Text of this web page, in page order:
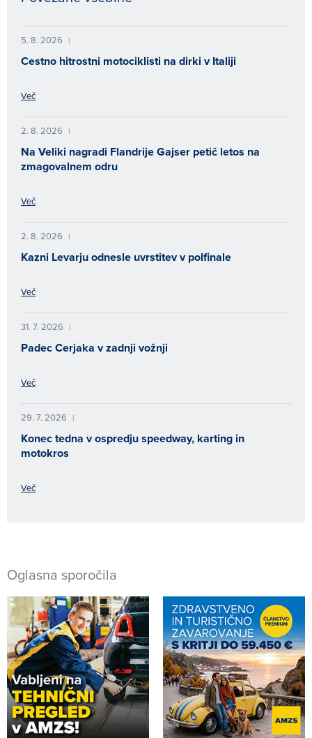
5. 8. 2026 |
Cestno hitrostni motociklisti na dirki v Italiji
Več
2. 8. 2026 |
Na Veliki nagradi Flandrije Gajser petič letos na
zmagovalnem odru
Več
2. 8. 2026 |
Kazni Levarju odnesle uvrstitev v polfinale
Več
31. 7. 2026 |
Padec Cerjaka v zadnji vožnji
Več
29. 7. 2026 |
Konec tedna v ospredju speedway, karting in
motokros
Več
Oglasna sporočila